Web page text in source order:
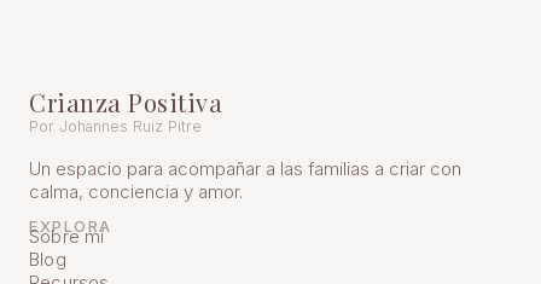
Crianza Positiva
Por Johannes Ruiz Pitre
Un espacio para acompañar a las familias a criar con
calma, conciencia y amor.
EXPLORA
Sobre mí
Blog